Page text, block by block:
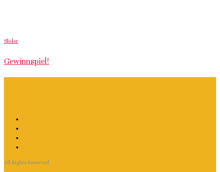
Slider
Gewinnspiel!
All Rights Reserved